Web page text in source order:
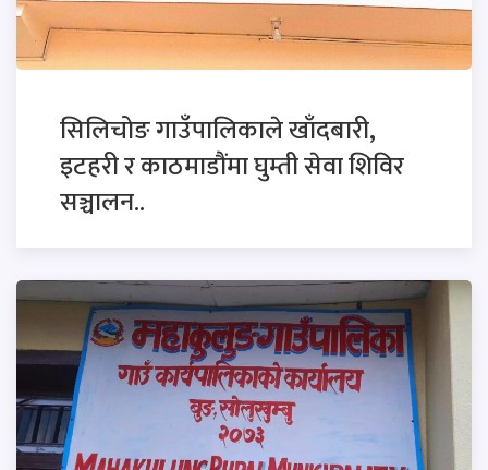
सिलिचोङ गाउँपालिकाले खाँदबारी,
इटहरी र काठमाडौंमा घुम्ती सेवा शिविर
सञ्चालन..